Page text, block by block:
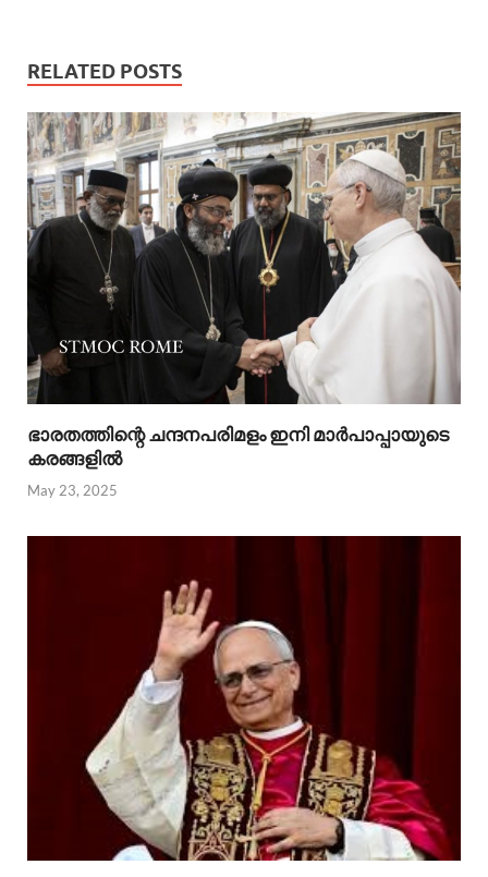
RELATED POSTS
ഭാരതത്തിന്റെ ചന്ദനപരിമളം ഇനി മാർപാപ്പായുടെ
കരങ്ങളിൽ
May 23, 2025